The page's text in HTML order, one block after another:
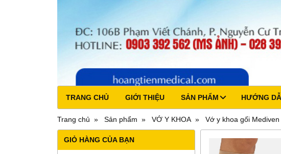
TRANG CHỦ GIỚI THIỆU SẢN PHẨM HƯỚNG
Trang chủ Sản phẩm VỚ Y KHOA Vớ y khoa gối
GIỎ HÀNG CỦA BẠN